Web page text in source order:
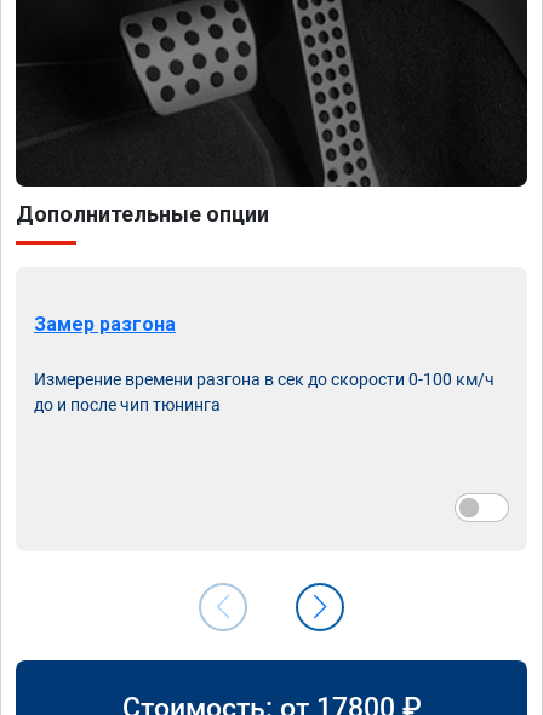
Дополнительные опции
Замер разгона
Измерение времени разгона в сек до скорости 0-100 км/ч
до и после чип тюнинга
Стоимость: от 17800 ₽